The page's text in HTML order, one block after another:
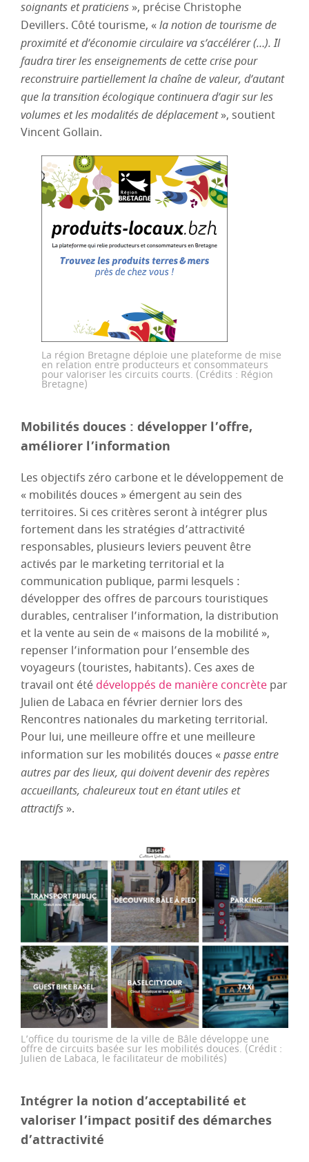
soignants et praticiens », précise Christophe
Devillers. Côté tourisme, «la notion de tourisme de
proximité et d’économie circulaire va s’accélérer (…). Il
faudra tirer les enseignements de cette crise pour
reconstruire partiellement la chaîne de valeur, d’autant
que la transition écologique continuera d’agir sur les
volumes et les modalités de déplacement», soutient
Vincent Gollain.
La région Bretagne déploie une plateforme de mise
en relation entre producteurs et consommateurs
pour valoriser les circuits courts. (Crédits : Région
Bretagne)
Mobilités douces : développer l’offre,
améliorer l’information
Les objectifs zéro carbone et le développement de
« mobilités douces » émergent au sein des
territoires. Si ces critères seront à intégrer plus
fortement dans les stratégies d’attractivité
responsables, plusieurs leviers peuvent être
activés par le marketing territorial et la
communication publique, parmi lesquels :
développer des offres de parcours touristiques
durables, centraliser l’information, la distribution
et la vente au sein de « maisons de la mobilité »,
repenser l’information pour l’ensemble des
voyageurs (touristes, habitants). Ces axes de
travail ont été développés de manière concrète par
Julien de Labaca en février dernier lors des
Rencontres nationales du marketing territorial.
Pour lui, une meilleure offre et une meilleure
information sur les mobilités douces «passe entre
autres par des lieux, qui doivent devenir des repères
accueillants, chaleureux tout en étant utiles et
attractifs ».
L’office du tourisme de la ville de Bâle développe une
offre de circuits basée sur les mobilités douces. (Crédit :
Julien de Labaca, le facilitateur de mobilités)
Intégrer la notion d’acceptabilité et
valoriser l’impact positif des démarches
d’attractivité